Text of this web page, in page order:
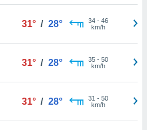
31° / 28° 34- 46
km/h
31° / 28° 35- 50
km/h
31° / 28° 31 - 50
km/h